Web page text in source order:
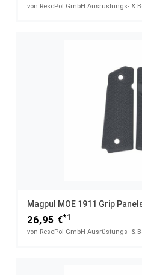
von RescPol GmbH Ausrüstungs- &
Magpul MOE 1911 Grip
26,95 €*1
von RescPol GmbH Ausrüstungs- &